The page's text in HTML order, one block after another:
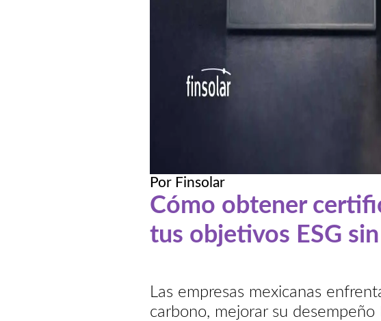
Por Finsolar
Cómo obtener
tus objetivos ESG
Las empresas mexicanas
carbono, mejorar su